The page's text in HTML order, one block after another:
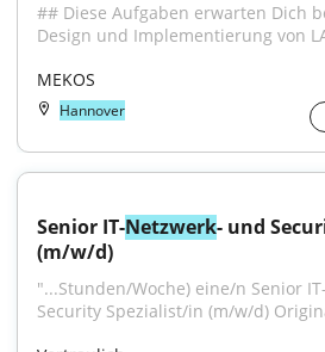
## Diese Aufgaben erwarten Dich
Design und Implementierung von
MEKOS
Hannover
Senior IT-Netzwerk- und
(m/w/d)
"...Stunden/Woche) eine/n Senior IT-
Security Spezialist/in (m/w/d)